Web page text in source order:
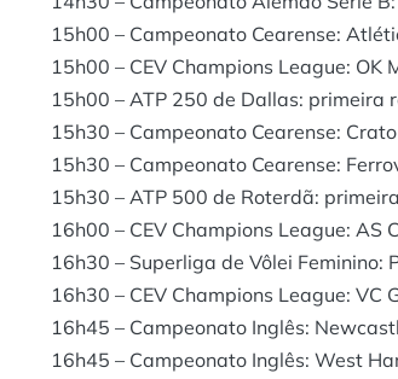
15h00 – Campeonato Cearense:
15h00 – CEV Champions League: OK
15h00 – ATP 250 de Dallas: primeira
15h30 – Campeonato Cearense:
15h30 – Campeonato Cearense:
15h30 – ATP 500 de Roterdã:
16h00 – CEV Champions League: AS
16h30 – Superliga de Vôlei Feminino:
16h30 – CEV Champions League: VC
16h45 – Campeonato Inglês:
16h45 – Campeonato Inglês: West